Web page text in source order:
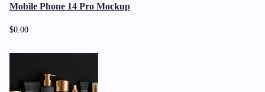
Mobile Phone 14 Pro Mockup
$0.00